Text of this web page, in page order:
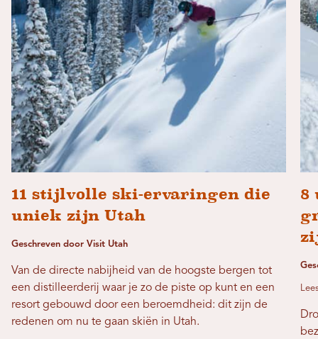
11 stijlvolle ski-ervaringen die
uniek zijn Utah
Geschreven door Visit Utah
Van de directe nabijheid van de hoogste bergen tot
een distilleerderij waar je zo de piste op kunt en een
resort gebouwd door een beroemdheid: dit zijn de
redenen om nu te gaan skiën in Utah.
8